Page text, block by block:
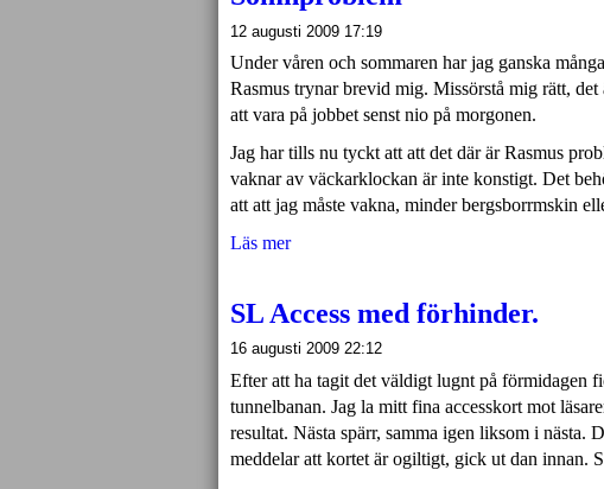
12 augusti 2009 17:19
Under våren och sommaren har jag ganska
Rasmus trynar brevid mig. Missörstå mig rätt,
att vara på jobbet senst nio på morgonen.
Jag har tills nu tyckt att att det där är Rasmus
vaknar av väckarklockan är inte konstigt. Det
att att jag måste vakna, minder bergsborrmskin
Läs mer
SL Access med förhinder.
16 augusti 2009 22:12
Efter att ha tagit det väldigt lugnt på förmidagen
tunnelbanan. Jag la mitt fina accesskort mot
resultat. Nästa spärr, samma igen liksom i
meddelar att kortet är ogiltigt, gick ut dan innan.